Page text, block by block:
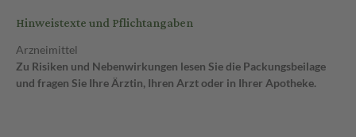
Hinweistexte und Pflichtangaben
Arzneimittel
Zu Risiken und Nebenwirkungen lesen Sie die Packungsbeilage
und fragen Sie Ihre Ärztin, Ihren Arzt oder in Ihrer Apotheke.